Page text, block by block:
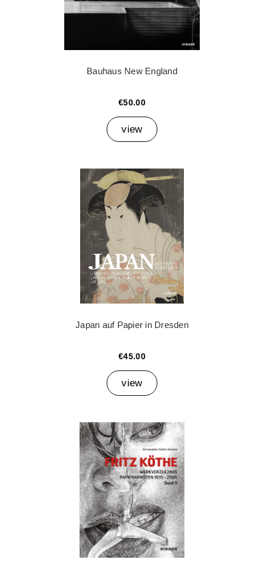
Bauhaus New England
€50.00
view
Japan auf Papier in Dresden
€45.00
view